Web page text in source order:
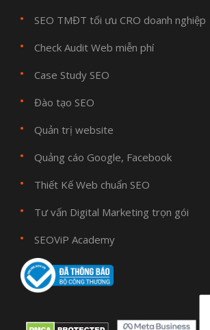
SEO TMĐT tối ưu CRO doanh nghiệp
Check Audit Web miễn phí
Case Study SEO
Đào tạo SEO
Quản trị website
Quảng cáo Google, Facebook
Thiết Kế Web chuẩn SEO
Tư vấn Digital Marketing trọn gói
SEOViP Academy